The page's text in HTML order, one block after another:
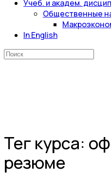
Учеб. и академ.
Общественные
In English
Искать:
Тег курса:
резюме